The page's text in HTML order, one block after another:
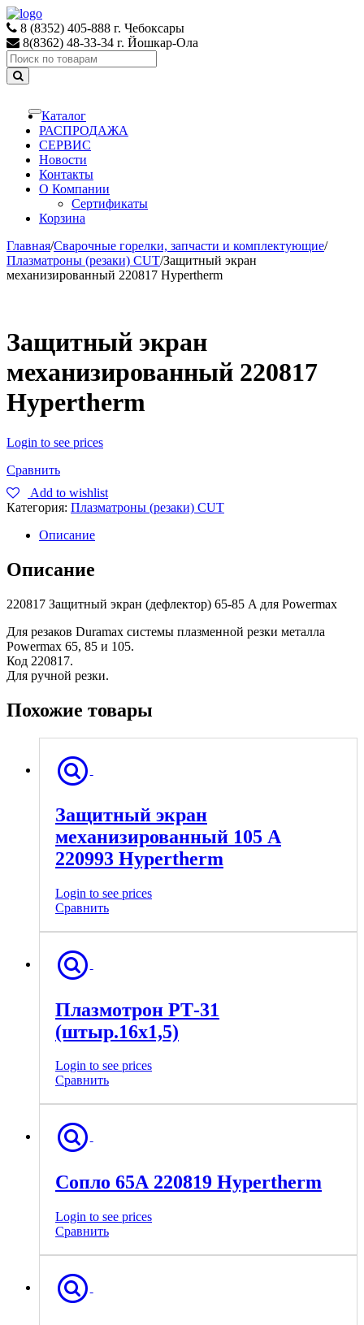
Skip
to
navigation
Skip
to
content
8 (8352) 405-888 г. Чебоксары
8(8362) 48-33-34 г. Йошкар-Ола
Search
for:
Toggle
navigation
Каталог
РАСПРОДАЖА
СЕРВИС
Новости
Контакты
О Компании
Сертификаты
Корзина
Главная/Сварочные горелки, запчасти и комплектующие/
Плазматроны (резаки) CUT/Защитный экран
механизированный 220817 Hypertherm
Защитный экран
механизированный 220817
Hypertherm
Login to see prices
Сравнить
Add to wishlist
Категория: Плазматроны (резаки) CUT
Описание
Описание
220817 Защитный экран (дефлектор) 65-85 A для Powermax
Для резаков Duramax системы плазменной резки металла
Powermax 65, 85 и 105.
Код 220817.
Для ручной резки.
Похожие товары
Защитный экран
механизированный 105 A
220993 Hypertherm
Login to see prices
Сравнить
Плазмотрон РТ-31
(штыр.16х1,5)
Login to see prices
Сравнить
Сопло 65А 220819 Hypertherm
Login to see prices
Сравнить